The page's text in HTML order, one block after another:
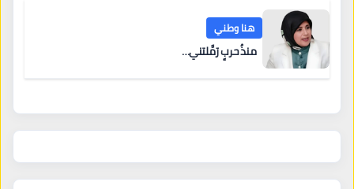
هنا وطني
منذُ حربٍ رَمَّلتني…